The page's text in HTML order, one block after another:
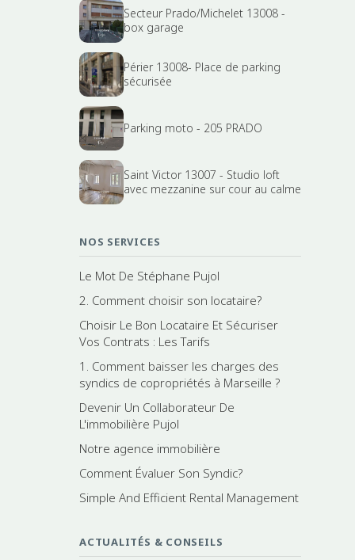
Secteur Prado/Michelet 13008 -
box garage
Périer 13008- Place de parking
sécurisée
Parking moto - 205 PRADO
Saint Victor 13007 - Studio loft
avec mezzanine sur cour au calme
NOS SERVICES
Le Mot De Stéphane Pujol
2. Comment choisir son locataire?
Choisir Le Bon Locataire Et Sécuriser
Vos Contrats : Les Tarifs
1. Comment baisser les charges des
syndics de copropriétés à Marseille ?
Devenir Un Collaborateur De
L'immobilière Pujol
Notre agence immobilière
Comment Évaluer Son Syndic?
Simple And Efficient Rental Management
ACTUALITÉS & CONSEILS